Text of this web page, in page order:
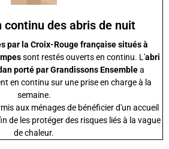
continu des abris de nuit
par la Croix-Rouge française situés à
sont restés ouverts en continu. L'abri
porté par Grandissons Ensemblea
en continu sur une prise en charge à la
semaine.
aux ménages de bénéficier d'un accueil
de les protéger des risques liés à la vague
de chaleur.